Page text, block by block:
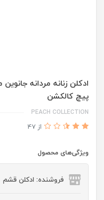
پيچ كالكشن
PEACH COLLECTION
از 47
ویژگی‌های محصول
فروشنده: ادکلن قشم